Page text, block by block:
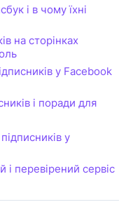
і в чому їхні
на сторінках
у Facebook
і поради для
у
і перевірений сервіс